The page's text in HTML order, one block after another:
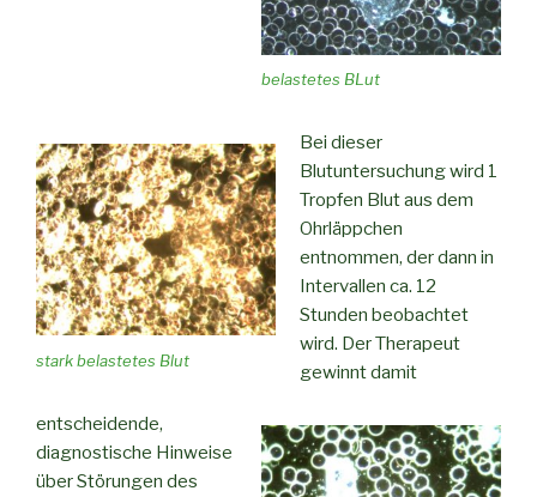
belastetes BLut
stark belastetes Blut
Bei dieser
Blutuntersuchung wird 1
Tropfen Blut aus dem
Ohrläppchen
entnommen, der dann in
Intervallen ca. 12
Stunden beobachtet
wird. Der Therapeut
gewinnt damit
entscheidende,
diagnostische Hinweise
über Störungen des